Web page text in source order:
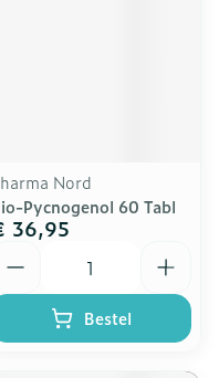
Nord
Pycnogenol 60 Tabl
36,95
Bestel